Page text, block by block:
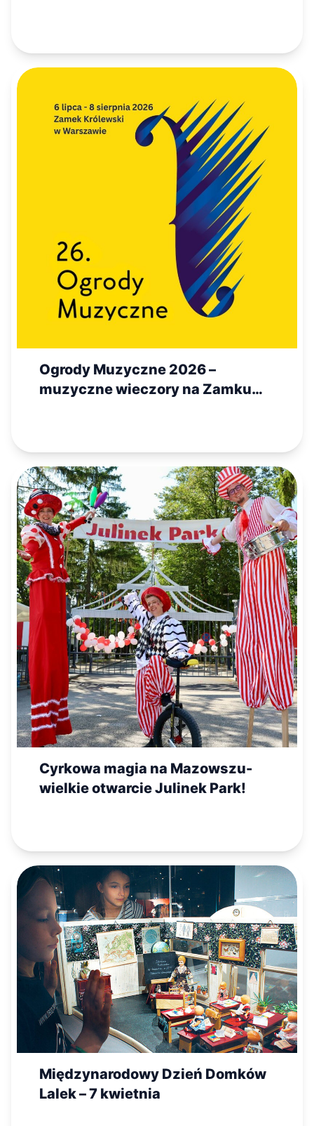
Ogrody Muzyczne 2026 –
muzyczne wieczory na Zamku
Cyrkowa magia na Mazowszu-
wielkie otwarcie Julinek Park!
Międzynarodowy Dzień Domków
Lalek – 7 kwietnia